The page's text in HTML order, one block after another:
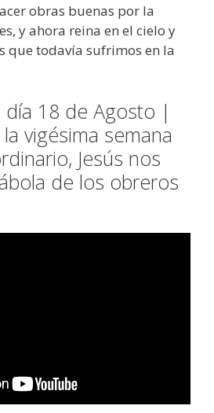
obras buenas por la
y ahora reina en el cielo y
que todavía sufrimos en la
día 18 de Agosto |
vigésima semana
Jesús nos
de los obreros